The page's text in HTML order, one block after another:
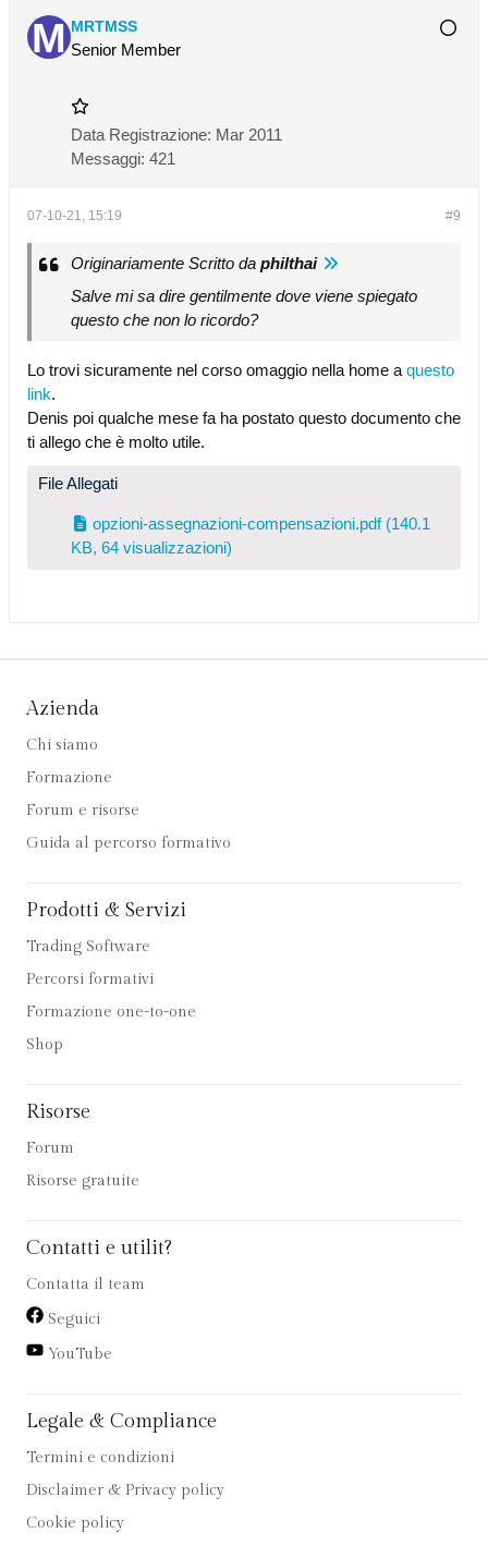
MRTMSS
Senior Member
Data Registrazione: Mar 2011
Messaggi: 421
#9
07-10-21, 15:19
Originariamente Scritto da philthai
Salve mi sa dire gentilmente dove viene spiegato
questo che non lo ricordo?
Lo trovi sicuramente nel corso omaggio nella home a questo
link.
Denis poi qualche mese fa ha postato questo documento che
ti allego che è molto utile.
File Allegati
opzioni-assegnazioni-compensazioni.pdf (140.1
KB, 64 visualizzazioni)
Azienda
Chi siamo
Formazione
Forum e risorse
Guida al percorso formativo
Prodotti & Servizi
Trading Software
Percorsi formativi
Formazione one-to-one
Shop
Risorse
Forum
Risorse gratuite
Contatti e utilit?
Contatta il team
Seguici
YouTube
Legale & Compliance
Termini e condizioni
Disclaimer & Privacy policy
Cookie policy